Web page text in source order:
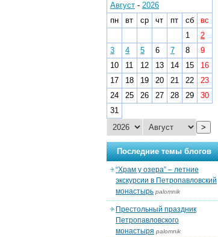
Август - 2026
пн
вт ср чт пт сб
вс
1
2
3
4 5 6 7 8
9
10
11 12 13 14 15
16
17
18 19 20 21 22
23
24
25 26 27 28 29
30
31
>
Последние темы блогов
“Храм у озера” – летние
экскурсии в Петропавловский
монастырь palomnik
Престольный праздник
Петропавловского
монастыря palomnik